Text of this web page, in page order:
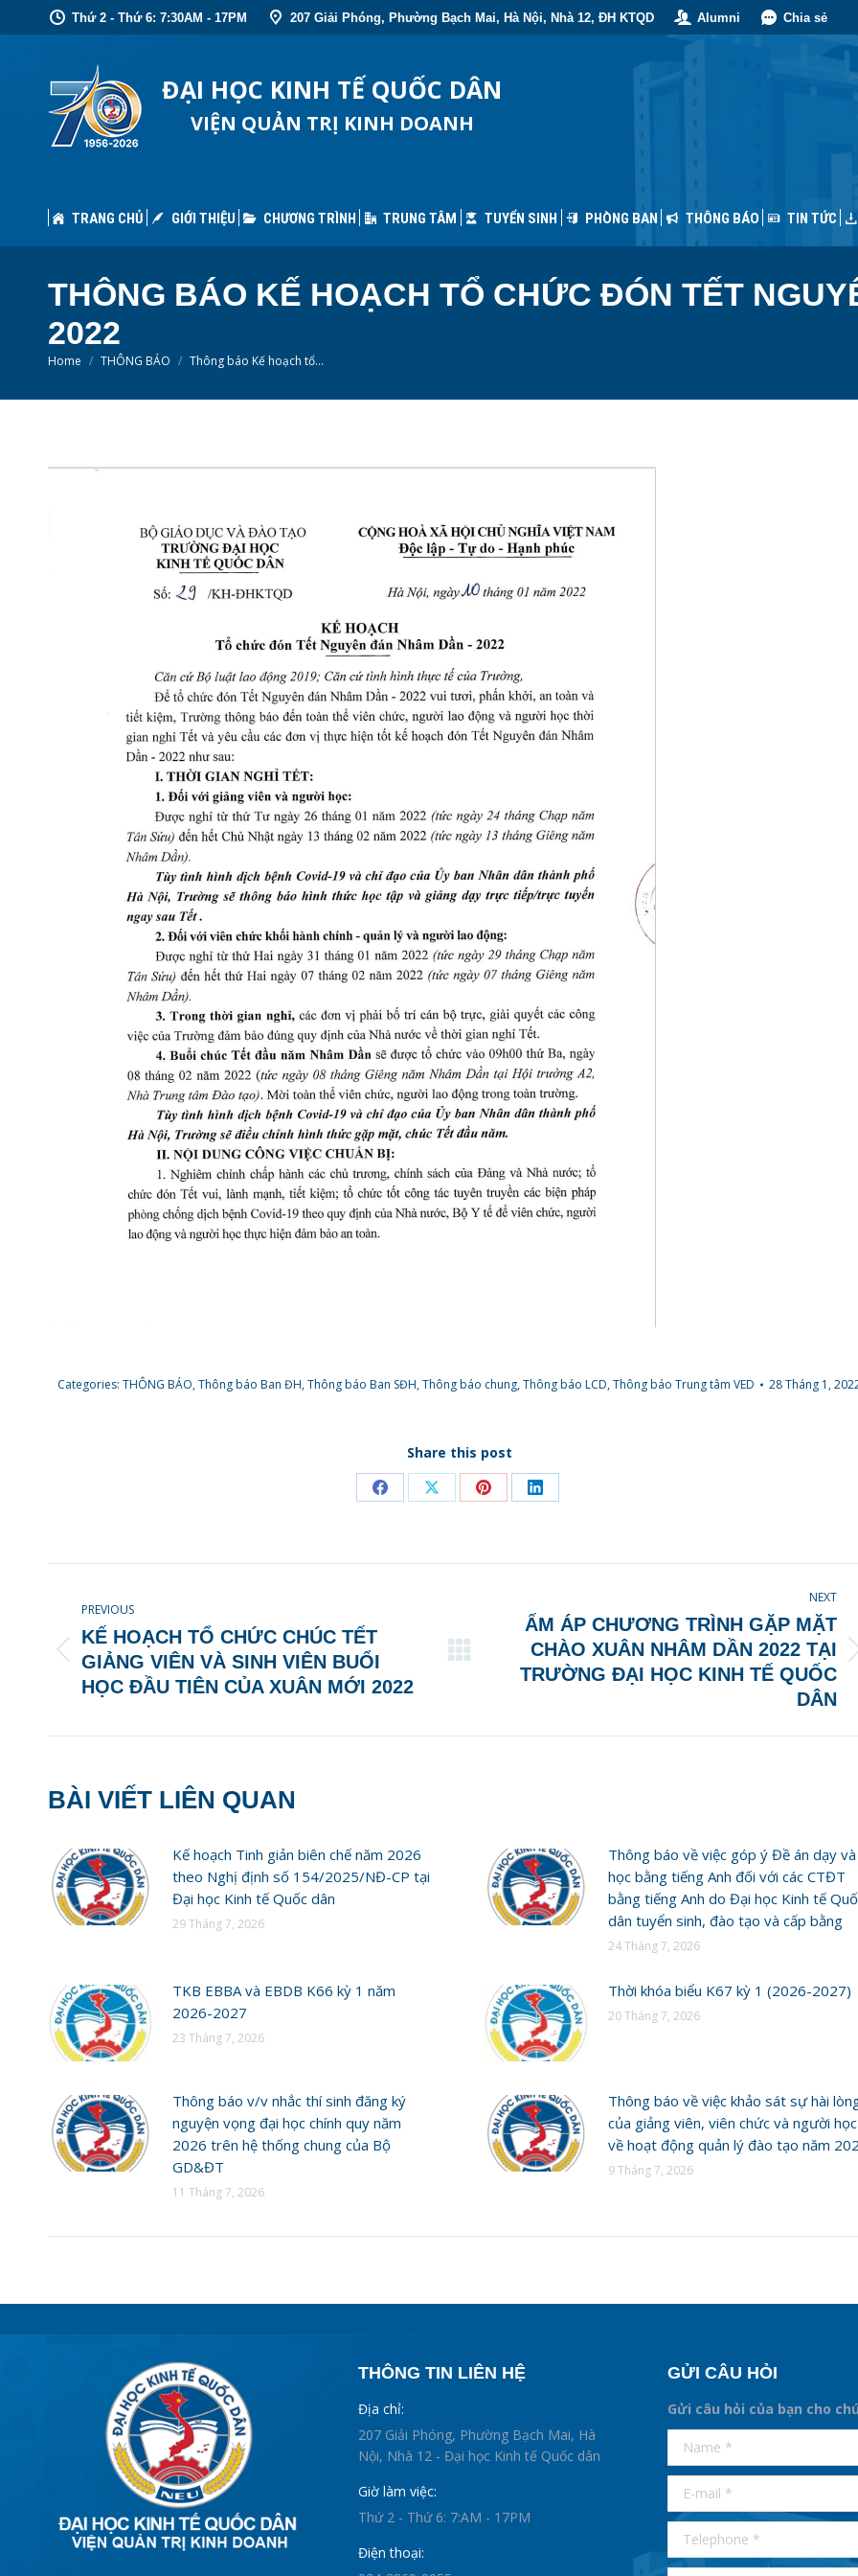
Thứ 2 - Thứ 6: 7:30AM - 17PM 207 Giải Phóng, Phường Bạch Mai, Hà Nội, Nhà 12, ĐH KTQD Alumni Chia sẻ
ĐẠI HỌC KINH TẾ QUỐC DÂN
VIỆN QUẢN TRỊ KINH DOANH
TRANG CHỦ GIỚI THIỆU CHƯƠNG TRÌNH TRUNG TÂM TUYỂN SINH PHÒNG BAN THÔNG BÁO TIN TỨC
THÔNG BÁO KẾ HOẠCH TỔ CHỨC ĐÓN TẾT
2022
You are here:
Home THÔNG BÁO Thông báo Kế hoạch tổ…
Categories: THÔNG BÁO,Thông báo Ban ĐH,Thông báo Ban SĐH,Thông báo chung,Thông báo LCD,Thông báo Trung tâm VED 28 Tháng 1,
Share this post
Share Share Share Share
NAVIGATION
PREVIOUS
Previous
post:
KẾ HOẠCH TỔ CHỨC CHÚC TẾT
GIẢNG VIÊN VÀ SINH VIÊN BUỔI
HỌC ĐẦU TIÊN CỦA XUÂN MỚI 2022
NEXT
Next
post:
ẤM ÁP CHƯƠNG TRÌNH GẶP MẶT
CHÀO XUÂN NHÂM DẦN 2022 TẠI
TRƯỜNG ĐẠI HỌC KINH TẾ QUỐC
DÂN
BÀI VIẾT LIÊN QUAN
Kế hoạch Tinh giản biên chế năm 2026
theo Nghị định số 154/2025/NĐ-CP tại
Đại học Kinh tế Quốc dân
29 Tháng 7, 2026
Thông báo về việc góp ý Đề án dạy và
học bằng tiếng Anh đối với các CTĐT
bằng tiếng Anh do Đại học Kinh tế
dân tuyển sinh, đào tạo và cấp bằng
24 Tháng 7, 2026
TKB EBBA và EBDB K66 kỳ 1 năm
2026-2027
23 Tháng 7, 2026
Thời khóa biểu K67 kỳ 1 (2026-2027)
20 Tháng 7, 2026
Thông báo v/v nhắc thí sinh đăng ký
nguyện vọng đại học chính quy năm
2026 trên hệ thống chung của Bộ
GD&ĐT
11 Tháng 7, 2026
Thông báo về việc khảo sát sự hài
của giảng viên, viên chức và người học
về hoạt động quản lý đào tạo năm
9 Tháng 7, 2026
THÔNG TIN LIÊN HỆ
Địa chỉ:
207 Giải Phóng, Phường Bạch Mai, Hà
Nội, Nhà 12 - Đại học Kinh tế Quốc dân
Giờ làm việc:
Thứ 2 - Thứ 6: 7:AM - 17PM
Điện thoại:
GỬI CÂU HỎI
Gửi câu hỏi của bạn cho
supertotobet
betist
Name *
E-mail *
Telephone *
CHƯƠNG TRÌNH TRUNG TÂM TUYỂN SINH PHÒNG BAN THÔNG BÁO